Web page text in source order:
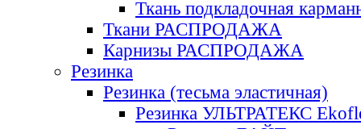
Ткань подкладочная
Ткани РАСПРОДАЖА
Карнизы РАСПРОДАЖА
Резинка
Резинка (тесьма эластичная)
Резинка УЛЬТРАТЕКС